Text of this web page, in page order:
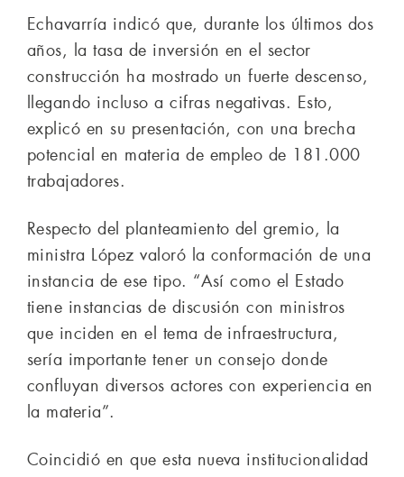
Echavarría indicó que, durante los últimos dos
años, la tasa de inversión en el sector
construcción ha mostrado un fuerte descenso,
llegando incluso a cifras negativas. Esto,
explicó en su presentación, con una brecha
potencial en materia de empleo de 181.000
trabajadores.
Respecto del planteamiento del gremio, la
ministra López valoró la conformación de una
instancia de ese tipo. “Así como el Estado
tiene instancias de discusión con ministros
que inciden en el tema de infraestructura,
sería importante tener un consejo donde
confluyan diversos actores con experiencia en
la materia”.
Coincidió en que esta nueva institucionalidad